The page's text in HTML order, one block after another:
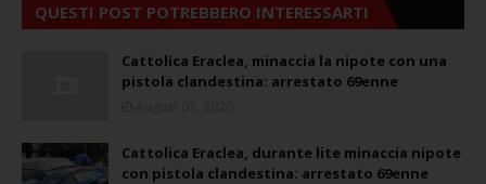
QUESTI POST POTREBBERO INTERESSARTI
Cattolica Eraclea, minaccia la nipote con una
pistola clandestina: arrestato 69enne
Cattolica Eraclea, durante lite minaccia nipote
con pistola clandestina: arrestato 69enne